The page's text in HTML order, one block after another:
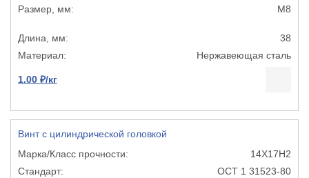
М8
38
Нержавеющая сталь
1.00 ₽/кг
Винт с цилиндрической головкой
14Х17Н2
ОСТ 1 31523-80